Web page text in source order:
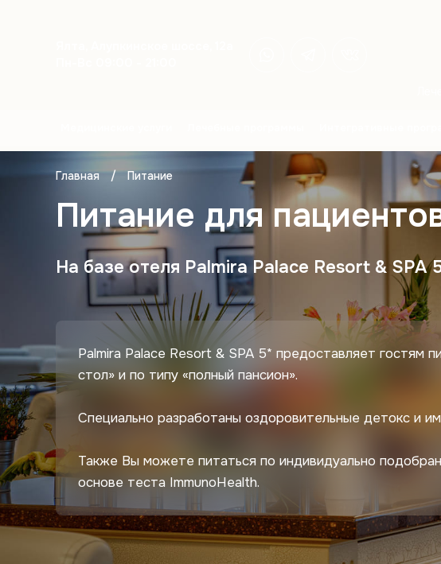
Главная / Питание
Питание для
На базе отеля Palmira Palace Resort & SPA
Palmira Palace Resort & SPA 5* предоставляет гостям
стол» и по типу «полный пансион».
Специально разработаны оздоровительные детокс и
Также Вы можете питаться по индивидуально
основе теста ImmunoHealth.